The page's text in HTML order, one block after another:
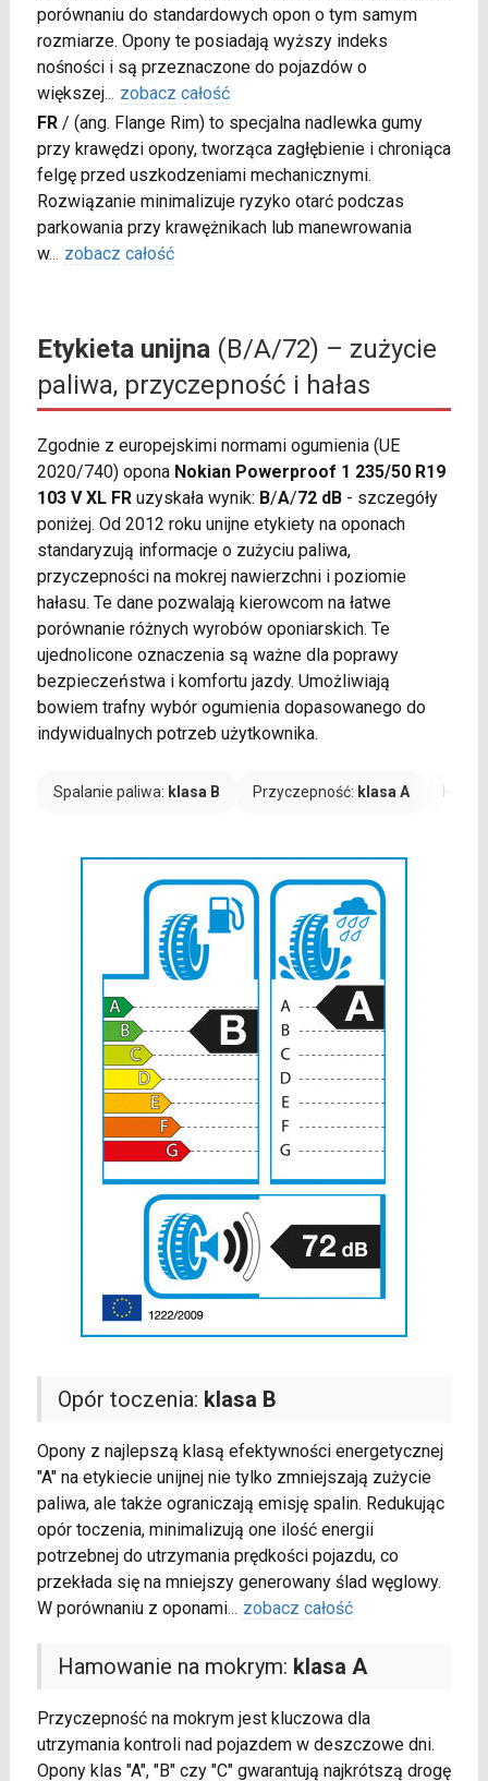
porównaniu do standardowych opon o tym samym
rozmiarze. Opony te posiadają wyższy indeks
nośności i są przeznaczone do pojazdów o
większej... zobacz całość
FR/ (ang. Flange Rim) to specjalna nadlewka gumy
przy krawędzi opony, tworząca zagłębienie i chroniąca
felgę przed uszkodzeniami mechanicznymi.
Rozwiązanie minimalizuje ryzyko otarć podczas
parkowania przy krawężnikach lub manewrowania
w... zobacz całość
Etykieta unijna(B/A/72) – zużycie
paliwa, przyczepność i hałas
Zgodnie z europejskimi normami ogumienia (UE
2020/740) opona Nokian Powerproof 1 235/50 R19
103 V XL FRuzyskała wynik: B/A/72 dB- szczegóły
poniżej. Od 2012 roku unijne etykiety na oponach
standaryzują informacje o zużyciu paliwa,
przyczepności na mokrej nawierzchni i poziomie
hałasu. Te dane pozwalają kierowcom na łatwe
porównanie różnych wyrobów oponiarskich. Te
ujednolicone oznaczenia są ważne dla poprawy
bezpieczeństwa i komfortu jazdy. Umożliwiają
bowiem trafny wybór ogumienia dopasowanego do
indywidualnych potrzeb użytkownika.
Spalanie paliwa: klasa B Przyczepność: klasa A Hałas:
Opór toczenia: klasa B
Opony z najlepszą klasą efektywności energetycznej
"A" na etykiecie unijnej nie tylko zmniejszają zużycie
paliwa, ale także ograniczają emisję spalin. Redukując
opór toczenia, minimalizują one ilość energii
potrzebnej do utrzymania prędkości pojazdu, co
przekłada się na mniejszy generowany ślad węglowy.
W porównaniu z oponami... zobacz całość
Hamowanie na mokrym: klasa A
Przyczepność na mokrym jest kluczowa dla
utrzymania kontroli nad pojazdem w deszczowe dni.
Opony klas "A", "B" czy "C" gwarantują najkrótszą drogę